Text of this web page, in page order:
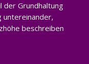
der Grundhaltung
untereinander,
beschreiben